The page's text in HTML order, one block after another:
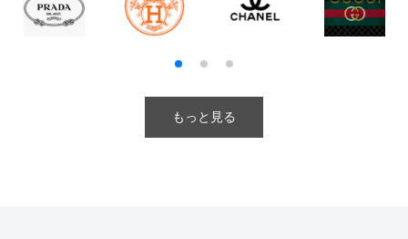
もっと見る